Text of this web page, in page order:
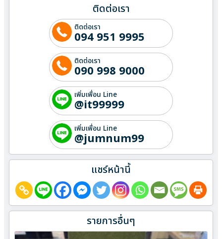
ติดต่อเรา
ติดต่อเรา
094 951 9995
ติดต่อเรา
090 998 9000
เพิ่มเพื่อน Line
@it99999
เพิ่มเพื่อน Line
@jumnum99
แชร์หน้านี้
รายการอื่นๆ